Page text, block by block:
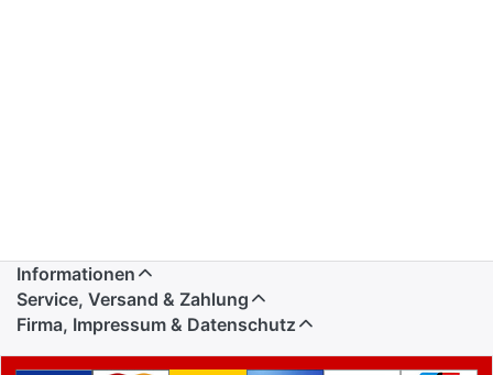
Informationen
Service, Versand & Zahlung
Firma, Impressum & Datenschutz